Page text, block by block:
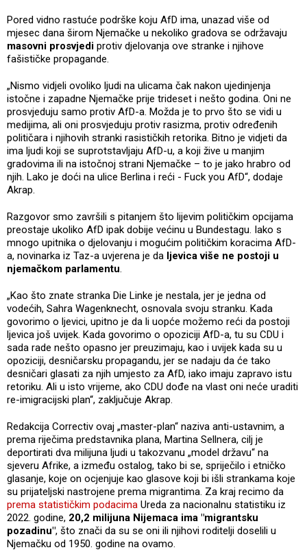
Pored vidno rastuće podrške koju AfD ima, unazad više od
mjesec dana širom Njemačke u nekoliko gradova se održavaju
masovni prosvjedi protiv djelovanja ove stranke i njihove
fašističke propagande.
„Nismo vidjeli ovoliko ljudi na ulicama čak nakon ujedinjenja
istočne i zapadne Njemačke prije trideset i nešto godina. Oni ne
prosvjeduju samo protiv AfD-a. Možda je to prvo što se vidi u
medijima, ali oni prosvjeduju protiv rasizma, protiv određenih
političara i njihovih stranki rasističkih retorika. Bitno je vidjeti da
ima ljudi koji se suprotstavljaju AfD-u, a koji žive u manjim
gradovima ili na istočnoj strani Njemačke – to je jako hrabro od
njih. Lako je doći na ulice Berlina i reći - Fuck you AfD“, dodaje
Akrap.
Razgovor smo završili s pitanjem što lijevim političkim opcijama
preostaje ukoliko AfD ipak dobije većinu u Bundestagu. Iako s
mnogo upitnika o djelovanju i mogućim političkim koracima AfD-
a, novinarka iz Taz-a uvjerena je da ljevica više ne postoji u
njemačkom parlamentu.
„Kao što znate stranka Die Linke je nestala, jer je jedna od
vodećih, Sahra Wagenknecht, osnovala svoju stranku. Kada
govorimo o ljevici, upitno je da li uopće možemo reći da postoji
ljevica još uvijek. Kada govorimo o opoziciji AfD-a, tu su CDU i
sada rade nešto opasno jer preuzimaju, kao i uvijek kada su u
opoziciji, desničarsku propagandu, jer se nadaju da će tako
desničari glasati za njih umjesto za AfD, iako imaju zapravo istu
retoriku. Ali u isto vrijeme, ako CDU dođe na vlast oni neće uraditi
re-imigracijski plan“, zaključuje Akrap.
Redakcija Correctiv ovaj „master-plan“ naziva anti-ustavnim, a
prema riječima predstavnika plana, Martina Sellnera, cilj je
deportirati dva milijuna ljudi u takozvanu „model državu“ na
sjeveru Afrike, a između ostalog, tako bi se, spriječilo i etničko
glasanje, koje on ocjenjuje kao glasove koji bi išli strankama koje
su prijateljski nastrojene prema migrantima. Za kraj recimo da
prema statističkim podacima Ureda za nacionalnu statistiku iz
2022. godine, 20,2 milijuna Nijemaca ima "migrantsku
pozadinu", što znači da su se oni ili njihovi roditelji doselili u
Njemačku od 1950. godine na ovamo.